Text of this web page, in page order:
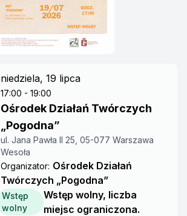
niedziela, 19 lipca
17:00 - 19:00
Ośrodek Działań Twórczych
„Pogodna”
ul. Jana Pawła II 25, 05-077 Warszawa
Wesoła
Organizator: Ośrodek Działań
Twórczych „Pogodna”
Wstęp
wolny
Wstęp wolny, liczba
miejsc ograniczona.